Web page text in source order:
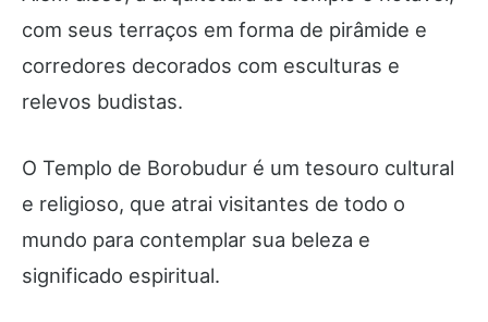
com seus terraços em forma de pirâmide e
corredores decorados com esculturas e
relevos budistas.
O Templo de Borobudur é um tesouro cultural
e religioso, que atrai visitantes de todo o
mundo para contemplar sua beleza e
significado espiritual.